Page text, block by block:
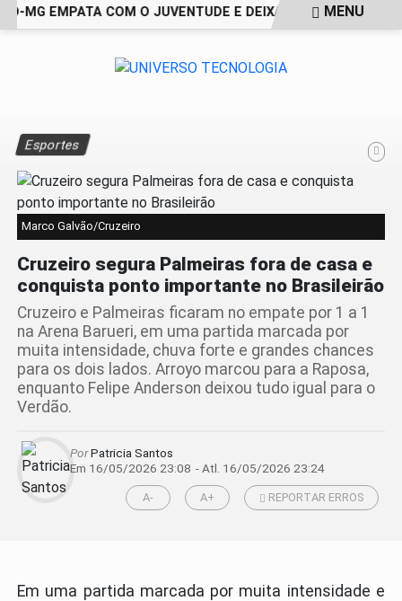
MG EMPATA COM O JUVENTUDE E DEIXA VAGA NASMENU
Esportes
Marco Galvão/Cruzeiro
Cruzeiro segura Palmeiras fora de casa e
conquista ponto importante no Brasileirão
Cruzeiro e Palmeiras ficaram no empate por 1 a 1
na Arena Barueri, em uma partida marcada por
muita intensidade, chuva forte e grandes chances
para os dois lados. Arroyo marcou para a Raposa,
enquanto Felipe Anderson deixou tudo igual para o
Verdão.
PorPatricia Santos
Em 16/05/2026 23:08 - Atl. 16/05/2026 23:24
A- A+ REPORTAR ERROS
Em uma partida marcada por muita intensidade e